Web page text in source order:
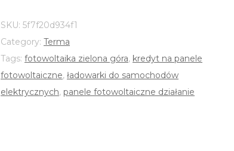
SKU: 5f7f20d934f1
Category: Terma
Tags: fotowoltaika zielona góra, kredyt na panele
fotowoltaiczne, ładowarki do samochodów
elektrycznych, panele fotowoltaiczne działanie